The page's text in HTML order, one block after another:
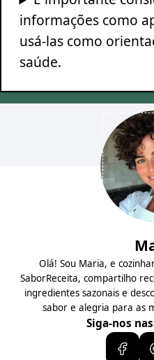
informações como
usá-las como
saúde.
Olá! Sou Maria, e
SaborReceita, compartilho
ingredientes sazonais e
sabor e alegria para as
Siga-nos